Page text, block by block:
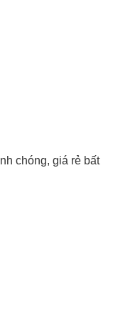
chóng, giá rẻ bất